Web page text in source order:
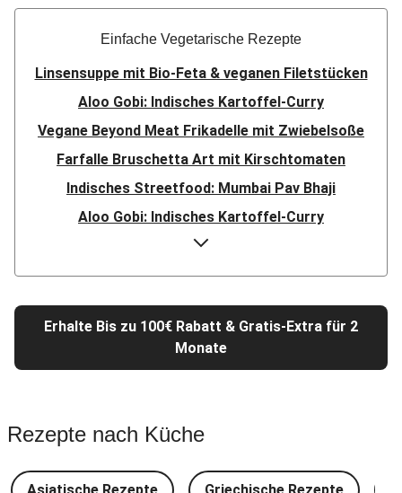
Einfache Vegetarische Rezepte
Linsensuppe mit Bio-Feta & veganen Filetstücken
Aloo Gobi: Indisches Kartoffel-Curry
Vegane Beyond Meat Frikadelle mit Zwiebelsoße
Farfalle Bruschetta Art mit Kirschtomaten
Indisches Streetfood: Mumbai Pav Bhaji
Aloo Gobi: Indisches Kartoffel-Curry
Nepalesisches Linsen Dal Bhat
Rauchige Süßkartoffel-Blumenkohl-Tajine
Nord-Indischer Palak Paneer in spicy Spinatcurry
Bowl & doppelt veganen Sweet-Chili-Filetstücken
Perlencouscous-Minestrone mit Kichererbsen
Camembert En Croûte mit Kartoffeln und Salat
Erhalte Bis zu 100€ Rabatt & Gratis-Extra für 2
Monate
Rezepte nach Küche